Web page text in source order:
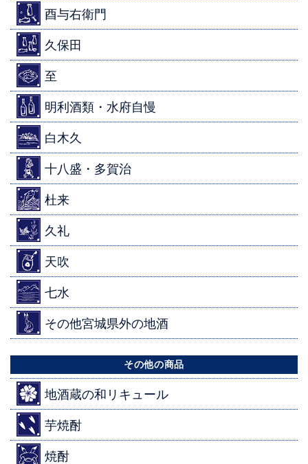
酉与右衛門
久保田
至
明利酒類・水府自慢
白木久
十八盛・多賀治
杜来
久礼
天吹
七水
その他宮城県外の地酒
その他の商品
地酒蔵の和リキュール
芋焼酎
焼酎